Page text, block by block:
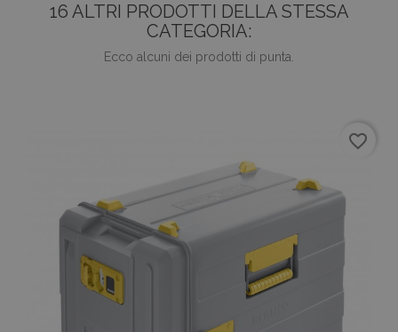
16 ALTRI PRODOTTI DELLA STESSA
CATEGORIA:
Ecco alcuni dei prodotti di punta.
favorite_border